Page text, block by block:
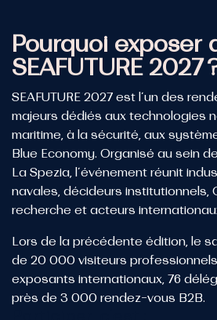
Pourquoi exposer
SEAFUTURE 2027
SEAFUTURE 2027 est l’un des
majeurs dédiés aux technologies
maritime, à la sécurité, aux
Blue Economy. Organisé au sein
La Spezia, l’événement réunit
navales, décideurs institutionnels,
recherche et acteurs
Lors de la précédente édition, le
de 20 000 visiteurs
exposants internationaux, 76
près de 3 000 rendez-vous B2B.